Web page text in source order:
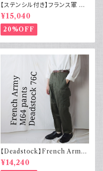
【ステンシル付き】フランス軍 M
64 カーゴパンツ デッドストック
76M
¥15,040
20%OFF
【Deadstock】French Army
フランス軍 M64 カーゴパンツ
実物 76C
¥14,240